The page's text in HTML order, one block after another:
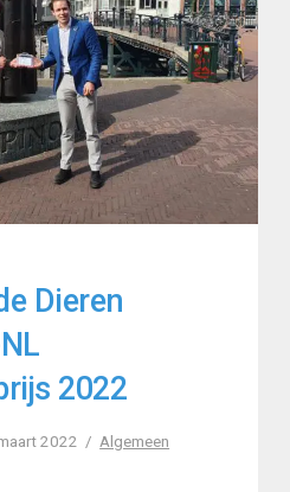
Dieren
2022
2022 Algemeen